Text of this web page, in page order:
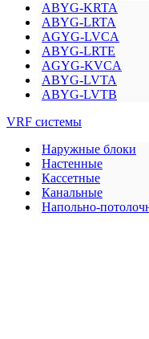
ABYG-KRTA
ABYG-LRTA
AGYG-LVCA
ABYG-LRTE
AGYG-KVCA
ABYG-LVTA
ABYG-LVTB
VRF системы
Наружные блоки
Настенные
Кассетные
Канальные
Напольно-